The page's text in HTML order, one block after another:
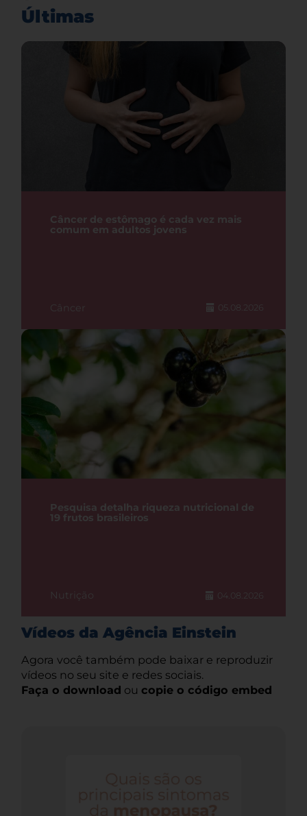
Últimas
Câncer de estômago é cada vez mais
comum em adultos jovens
Câncer 05.08.2026
Pesquisa detalha riqueza nutricional de
19 frutos brasileiros
Nutrição 04.08.2026
Vídeos da Agência Einstein
Agora você também pode baixar e reproduzir
vídeos no seu site e redes sociais.
Faça o download ou copie o código embed